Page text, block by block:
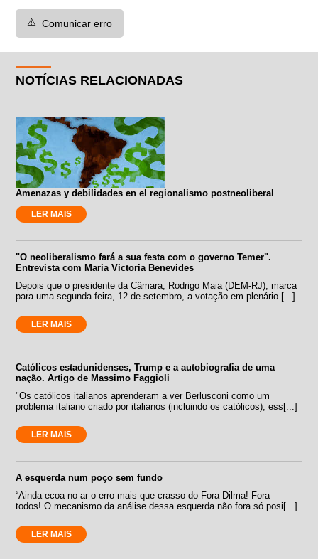
⚠️ Comunicar erro
NOTÍCIAS RELACIONADAS
Amenazas y debilidades en el regionalismo postneoliberal
LER MAIS
"O neoliberalismo fará a sua festa com o governo Temer".
Entrevista com Maria Victoria Benevides
Depois que o presidente da Câmara, Rodrigo Maia (DEM-RJ), marca
para uma segunda-feira, 12 de setembro, a votação em plenário [...]
LER MAIS
Católicos estadunidenses, Trump e a autobiografia de uma
nação. Artigo de Massimo Faggioli
"Os católicos italianos aprenderam a ver Berlusconi como um
problema italiano criado por italianos (incluindo os católicos); ess[...]
LER MAIS
A esquerda num poço sem fundo
“Ainda ecoa no ar o erro mais que crasso do Fora Dilma! Fora
todos! O mecanismo da análise dessa esquerda não fora só posi[...]
LER MAIS